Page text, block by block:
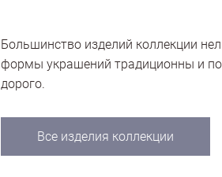
Большинство изделий коллекции
формы украшений традиционны и
дорого.
Все изделия коллекции